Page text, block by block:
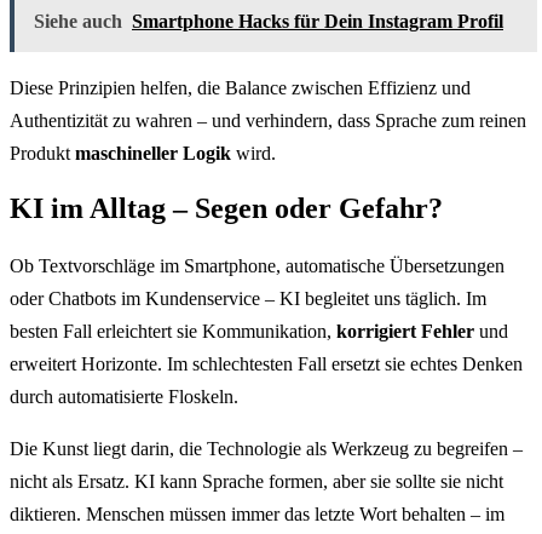
Siehe auch Smartphone Hacks für Dein Instagram Profil
Diese Prinzipien helfen, die Balance zwischen Effizienz und
Authentizität zu wahren – und verhindern, dass Sprache zum reinen
Produkt maschineller Logik wird.
KI im Alltag – Segen oder Gefahr?
Ob Textvorschläge im Smartphone, automatische Übersetzungen
oder Chatbots im Kundenservice – KI begleitet uns täglich. Im
besten Fall erleichtert sie Kommunikation, korrigiert Fehler und
erweitert Horizonte. Im schlechtesten Fall ersetzt sie echtes Denken
durch automatisierte Floskeln.
Die Kunst liegt darin, die Technologie als Werkzeug zu begreifen –
nicht als Ersatz. KI kann Sprache formen, aber sie sollte sie nicht
diktieren. Menschen müssen immer das letzte Wort behalten – im